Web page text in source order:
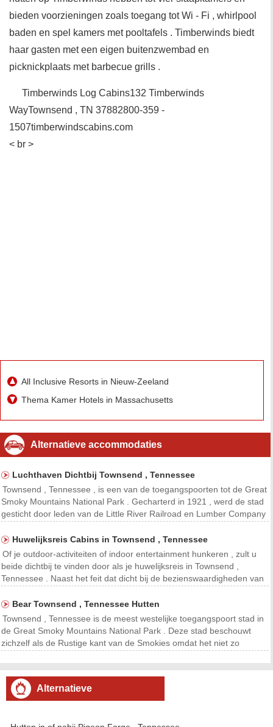
bieden voorzieningen zoals toegang tot Wi - Fi , whirlpool
baden en spel kamers met pooltafels . Timberwinds biedt
haar gasten met een eigen buitenzwembad en
picknickplaats met barbecue grills .
Timberwinds Log Cabins132 Timberwinds
WayTownsend , TN 37882800-359 -
1507timberwindscabins.com
< br >
All Inclusive Resorts in Nieuw-Zeeland
Thema Kamer Hotels in Massachusetts
Alternatieve accommodaties
Luchthaven Dichtbij Townsend , Tennessee
Townsend , Tennessee , is een van de toegangspoorten tot de Great
Smoky Mountains National Park . Gecharterd in 1921 , werd de stad
gesticht door leden van de Little River Railroad en Lumber Company
Townsend is gevestigd. Deze luchtha
Huwelijksreis Cabins in Townsend , Tennessee
Of je outdoor-activiteiten of indoor entertainment hunkeren , zult u
beide dichtbij te vinden door als je huwelijksreis in Townsend ,
Tennessee . Naast het feit dat dicht bij de bezienswaardigheden van
Great Smoky Mountains National Park .
Bear Townsend , Tennessee Hutten
Townsend , Tennessee is de meest westelijke toegangspoort stad in
de Great Smoky Mountains National Park . Deze stad beschouwt
zichzelf als de Rustige kant van de Smokies omdat het niet zo
Alternatieve